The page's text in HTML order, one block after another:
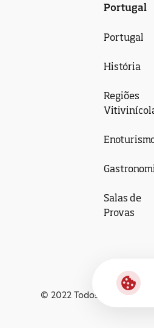
Portugal
Portugal
História
Regiões
Salas de
Provas
© 2022 Todos os Direitos